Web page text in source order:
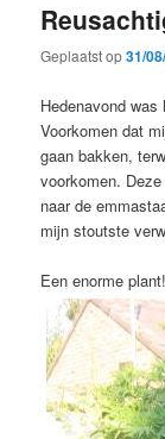
Geplaatst op31/
Hedenavond
Voorkomen dat
gaan bakken,
voorkomen.
naar de
mijn stoutste
Een enorme